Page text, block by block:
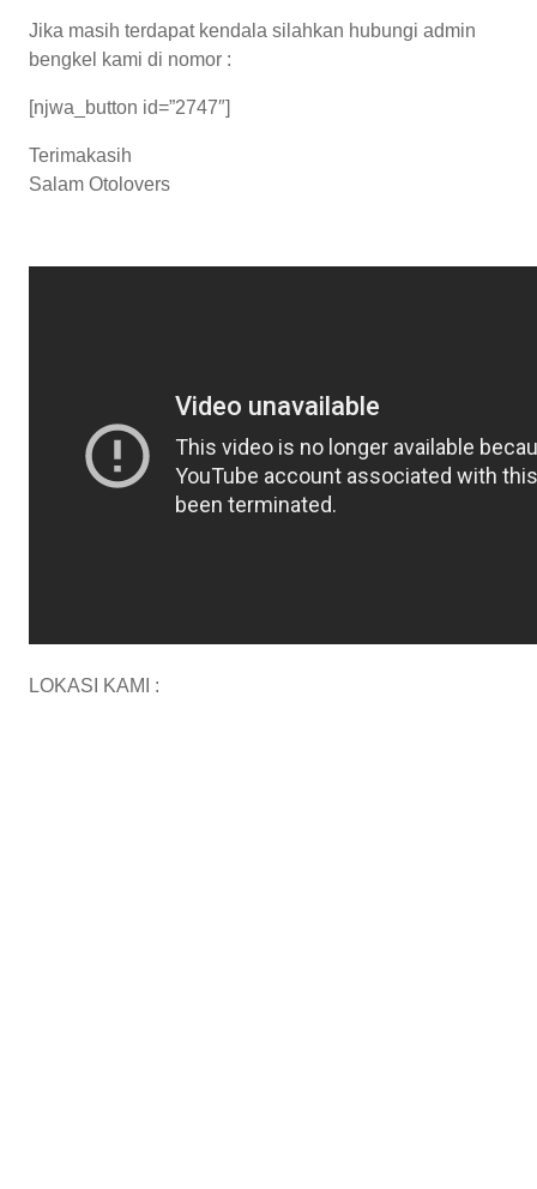
Jika masih terdapat kendala silahkan hubungi admin
bengkel kami di nomor :
[njwa_button id=”2747″]
Terimakasih
Salam Otolovers
LOKASI KAMI :